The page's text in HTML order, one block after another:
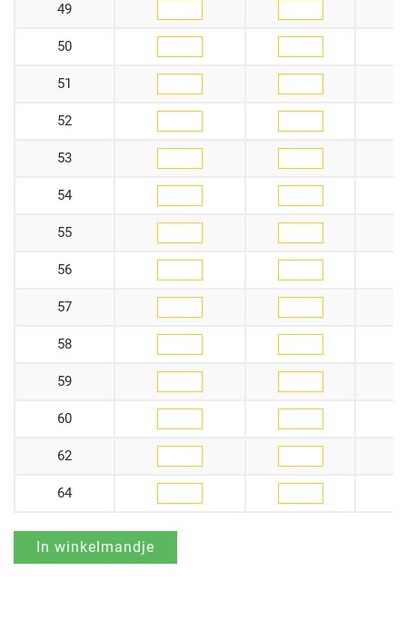
49
50
51
52
53
54
55
56
57
58
59
60
62
64